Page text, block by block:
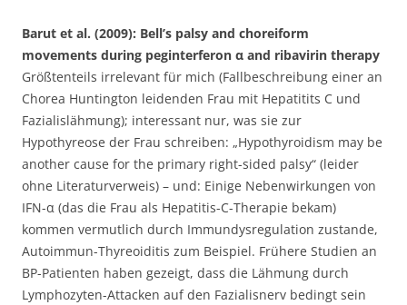
Barut et al. (2009): Bell’s palsy and choreiform
movements during peginterferon α and ribavirin therapy
Größtenteils irrelevant für mich (Fallbeschreibung einer an
Chorea Huntington leidenden Frau mit Hepatitits C und
Fazialislähmung); interessant nur, was sie zur
Hypothyreose der Frau schreiben: „Hypothyroidism may be
another cause for the primary right-sided palsy“ (leider
ohne Literaturverweis) – und: Einige Nebenwirkungen von
IFN-α (das die Frau als Hepatitis-C-Therapie bekam)
kommen vermutlich durch Immundysregulation zustande,
Autoimmun-Thyreoiditis zum Beispiel. Frühere Studien an
BP-Patienten haben gezeigt, dass die Lähmung durch
Lymphozyten-Attacken auf den Fazialisnerv bedingt sein